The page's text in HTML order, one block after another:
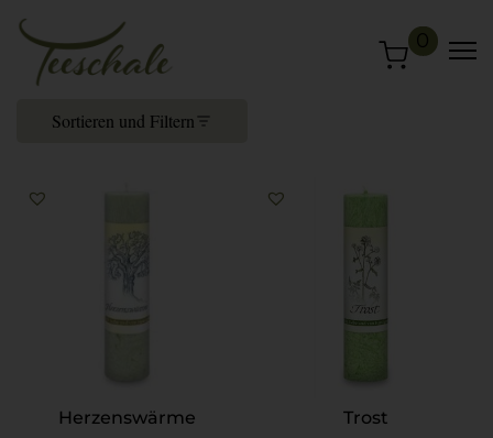
0
Sortieren und Filtern
Herzenswärme Trost